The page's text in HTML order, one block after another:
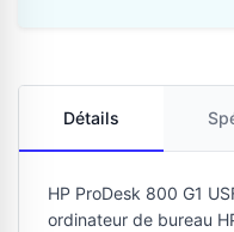
Détails
HP ProDesk 800 G1
ordinateur de bureau